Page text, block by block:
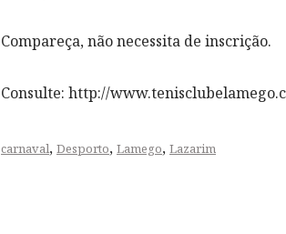
Compareça, não necessita de inscrição.
Consulte: http://
carnaval, Desporto, Lamego, Lazarim